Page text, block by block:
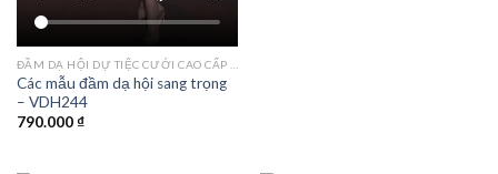
ĐẦM DẠ HỘI DỰ TIỆC CƯỚI CAO CẤP TPHCM
Các mẫu đầm dạ hội sang trọng
– VDH244
790.000₫